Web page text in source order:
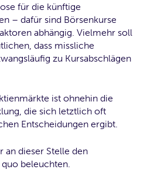
für die künftige
– dafür sind Börsenkurse
abhängig. Vielmehr soll
dass missliche
zu Kursabschlägen
ist ohnehin die
die sich letztlich oft
Entscheidungen ergibt.
an dieser Stelle den
beleuchten.